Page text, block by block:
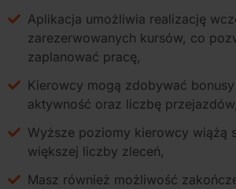
Aplikacja umożliwia realizację
zarezerwowanych kursów, co
zaplanować pracę,
Kierowcy mogą zdobywać
aktywność oraz liczbę przejazdów,
Wyższe poziomy kierowcy wiążą
większej liczby zleceń,
Masz również możliwość